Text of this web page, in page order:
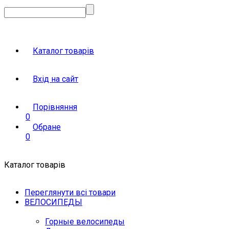
Каталог товарів
Вхід на сайт
Порівняння
0
Обране
0
Каталог товарів
Переглянути всі товари
ВЕЛОСИПЕДЫ
Горные велосипеды